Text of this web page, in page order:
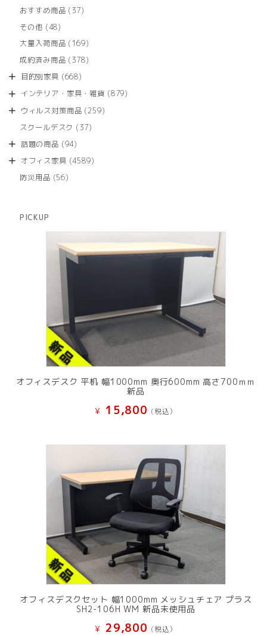
商
の
商
おすすめ商品 3737
商
その他 4848
の
商
大量入荷商品 169169
の
成約済み商品 378378
商
目的別家具 668668
の
商
インテリア・家具・雑貨 879879
ウィルス対策商品 259259
スクールデスク 3737
商
話題の商品 9494
の
オフィス家具 45894589
防災用品 5656
PICKUP
オフィスデスク 平机 幅1000mm 奥行600mm 高さ700ｍｍ
新品
¥ 15,800 (税込）
オフィスデスクセット 幅1000mm メッシュチェア プラス
SH2-106H WM 新品未使用品
¥ 29,800 (税込）